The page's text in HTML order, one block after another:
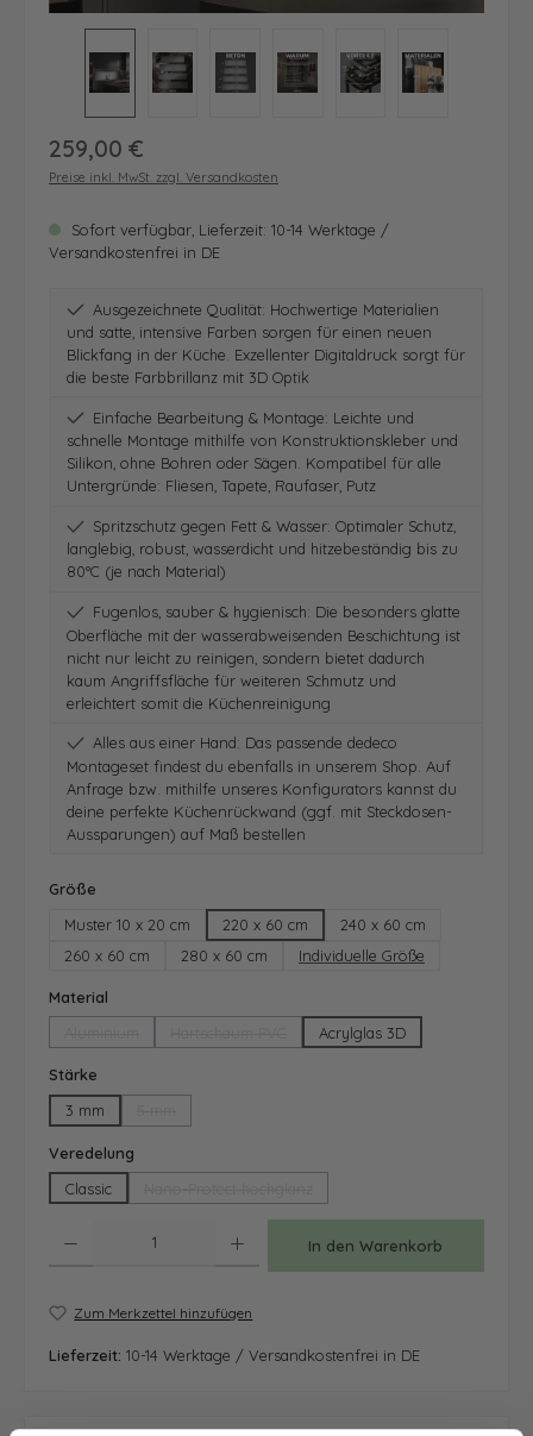
Regulärer Preis:
259,00 €
Preise inkl. MwSt. zzgl. Versandkosten
Sofort verfügbar, Lieferzeit: 10-14 Werktage /
Versandkostenfrei in DE
Ausgezeichnete Qualität: Hochwertige Materialien
und satte, intensive Farben sorgen für einen neuen
Blickfang in der Küche. Exzellenter Digitaldruck sorgt für
die beste Farbbrillanz mit 3D Optik
Einfache Bearbeitung & Montage: Leichte und
schnelle Montage mithilfe von Konstruktionskleber und
Silikon, ohne Bohren oder Sägen. Kompatibel für alle
Untergründe: Fliesen, Tapete, Raufaser, Putz
Spritzschutz gegen Fett & Wasser: Optimaler Schutz,
langlebig, robust, wasserdicht und hitzebeständig bis zu
80°C (je nach Material)
Fugenlos, sauber & hygienisch: Die besonders glatte
Oberfläche mit der wasserabweisenden Beschichtung ist
nicht nur leicht zu reinigen, sondern bietet dadurch
kaum Angriffsfläche für weiteren Schmutz und
erleichtert somit die Küchenreinigung
Alles aus einer Hand: Das passende dedeco
Montageset findest du ebenfalls in unserem Shop. Auf
Anfrage bzw. mithilfe unseres Konfigurators kannst du
deine perfekte Küchenrückwand (ggf. mit Steckdosen-
Aussparungen) auf Maß bestellen
Größe
Muster 10 x 20 cm
220 x 60 cm
240 x 60 cm
260 x 60 cm
280 x 60 cm Individuelle Größe
Material
(Diese Option ist zurzeit nicht verfügbar.)(Diese Option ist zurzeit nicht verfügbar.)
Acrylglas 3D
Stärke
3 mm
Veredelung
Classic
In den Warenkorb
Zum Merkzettel hinzufügen
Lieferzeit: 10-14 Werktage / Versandkostenfrei in DE